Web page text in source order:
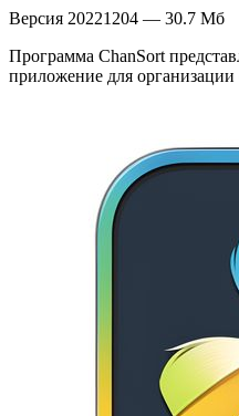
Версия 20221204 — 30.7 Мб
Программа ChanSort
приложение для организации